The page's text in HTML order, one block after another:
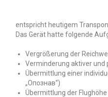
entspricht heutigem
Das Gerät hatte folgende
Vergrößerung der
Verminderung aktiver und
Übermittlung einer
„Опознав“)
Übermittlung der Flughöhe